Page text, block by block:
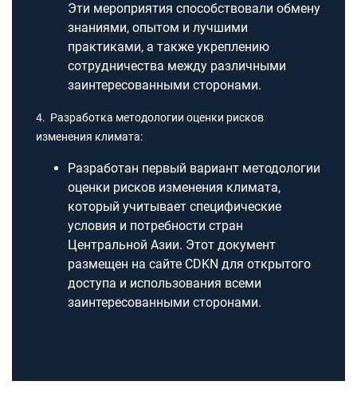
Эти мероприятия способствовали обмену
знаниями, опытом и лучшими
практиками, а также укреплению
сотрудничества между различными
заинтересованными сторонами.
4. Разработка методологии оценки рисков
изменения климата:
Разработан первый вариант методологии
оценки рисков изменения климата,
который учитывает специфические
условия и потребности стран
Центральной Азии. Этот документ
размещен на сайте CDKN для открытого
доступа и использования всеми
заинтересованными сторонами.